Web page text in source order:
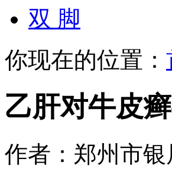
双 脚
你现在的位置：
乙肝对牛皮
作者：郑州市银